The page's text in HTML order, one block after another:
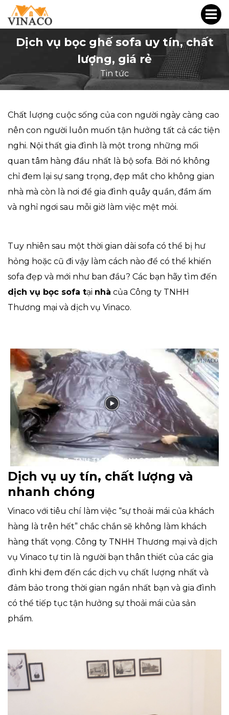
Dịch vụ bọc ghế sofa uy tín, chất
lượng, giá rẻ
Tin tức
Chất lượng cuộc sống của con người ngày càng cao
nên con người luôn muốn tận hưởng tất cả các tiện
nghi. Nội thất gia đình là một trong những mối
quan tâm hàng đầu nhất là bộ sofa. Bởi nó không
chỉ đem lại sự sang trọng, đẹp mắt cho không gian
nhà mà còn là nơi để gia đình quây quần, đầm ấm
và nghỉ ngơi sau mỗi giờ làm việc mệt mỏi.
Tuy nhiên sau một thời gian dài sofa có thể bị hư
hỏng hoặc cũ đi vậy làm cách nào để có thể khiến
sofa đẹp và mới như ban đầu? Các bạn hãy tìm đến
dịch vụ bọc sofa tại nhà của Công ty TNHH
Thương mại và dịch vụ Vinaco.
Dịch vụ uy tín, chất lượng và
nhanh chóng
Vinaco với tiêu chí làm việc “sự thoải mái của khách
hàng là trên hết” chắc chắn sẽ không làm khách
hàng thất vọng. Công ty TNHH Thương mại và dịch
vụ Vinaco tự tin là người bạn thân thiết của các gia
đình khi đem đến các dịch vụ chất lượng nhất và
đảm bảo trong thời gian ngắn nhất bạn và gia đình
có thể tiếp tục tận hưởng sự thoải mái của sản
phẩm.